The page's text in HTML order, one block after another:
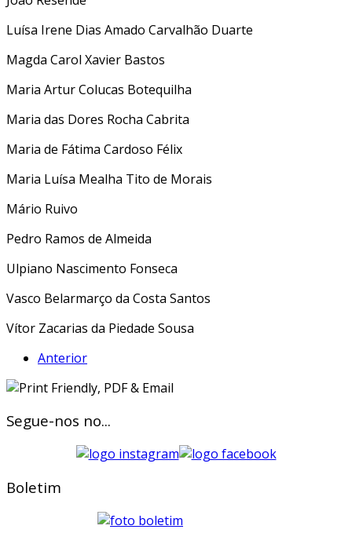
Luísa Irene Dias Amado Carvalhão Duarte
Magda Carol Xavier Bastos
Maria Artur Colucas Botequilha
Maria das Dores Rocha Cabrita
Maria de Fátima Cardoso Félix
Maria Luísa Mealha Tito de Morais
Mário Ruivo
Pedro Ramos de Almeida
Ulpiano Nascimento Fonseca
Vasco Belarmarço da Costa Santos
Vítor Zacarias da Piedade Sousa
Anterior
Segue-nos no...
Boletim